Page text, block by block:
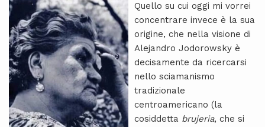
Quello su cui oggi mi vorrei
concentrare invece è la sua
origine, che nella visione di
Alejandro Jodorowsky è
decisamente da ricercarsi
nello sciamanismo
tradizionale
centroamericano (la
cosiddetta brujeria, che si